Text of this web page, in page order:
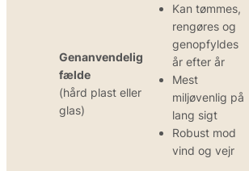
Genanvendelig
fælde
(hård plast eller
glas)
Kan tømmes,
rengøres og
genopfyldes
år efter år
Mest
miljøvenlig på
lang sigt
Robust mod
vind og vejr